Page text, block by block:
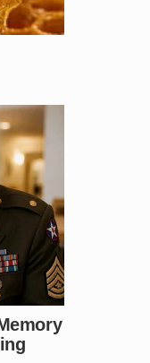
usava o mundo